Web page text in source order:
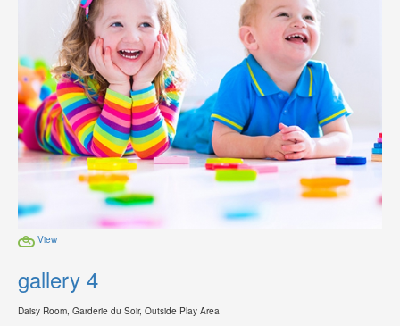
View
gallery 4
Daisy Room, Garderie du Soir, Outside Play Area